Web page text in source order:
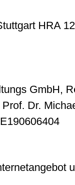
HRA
GmbH,
Dr.